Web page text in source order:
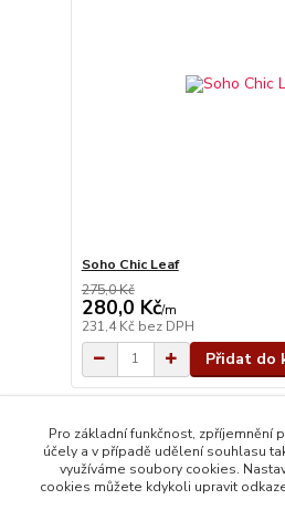
Soho Chic Leaf
275,0 Kč
280,0 Kč/m
231,4 Kč bez DPH
Přidat do
strana
Pro základní funkčnost, zpříjemnění
účely a v případě udělení souhlasu
využíváme soubory cookies.
cookies můžete kdykoli upravit